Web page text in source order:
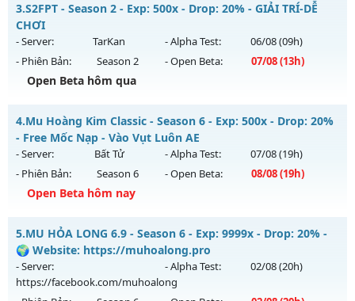
Antihack: Phoenix Season 6.15
Mu mới ra tháng 08 2026 - Mở máy chủ
13h ngày 09/08/2626
Exp: 99x - Drop: 999%
Kiểu reset: Reset In Game
Antihack: goldshield💥
3.S2FPT - Season 2 - Exp: 500x - Drop: 20% - GIẢI TRÍ-DỄ
CHƠI
- Server: TarKan - Alpha Test: 06/08(09h)
- Phiên Bản:
Season 2 - Open Beta: 07/08(13h)
Open Beta hôm qua
S2FPT - GIẢI TRÍ-DỄ CHƠI
Mu mới ra tháng 08 2026 - Mở máy chủ
ngày 07/08/2626
Exp: 500x - Drop: 20%
Kiểu reset: Reset In Game
Thể loại: Mu Nguyên bản Webzen
Antihack: PRO
4.Mu Hoàng Kim Classic - Season 6 - Exp: 500x - Drop: 20%
- Free Mốc Nạp - Vào Vụt Luôn AE
- Server: Bất Tử - Alpha Test: 07/08(19h)
- Phiên Bản:
Season 6 - Open Beta: 08/08(19h)
Open Beta hôm nay
Mu Hoàng Kim Classic - Free Mốc Nạp - Vào Vụt Luôn AE
Mu mới ra tháng 08 2026 - Mở máy chủ
ngày 08/08/2626
Exp: 500x - Drop: 20%
5.MU HỎA LONG 6.9 - Season 6 - Exp: 9999x - Drop: 20% -
🌍 Website: https://muhoalong.pro
- Server:
https://facebook.com/muhoalong
- Alpha Test: 02/08(20h)